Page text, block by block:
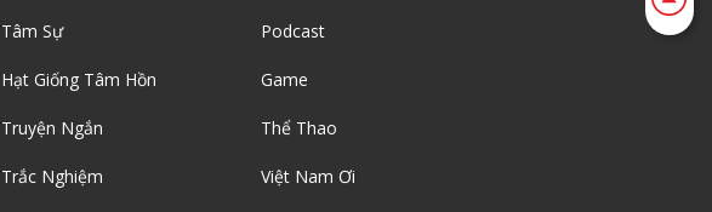
Tâm Sự
Hạt Giống Tâm Hồn
Truyện Ngắn
Trắc Nghiệm
Podcast
Game
Thể Thao
Việt Nam Ơi